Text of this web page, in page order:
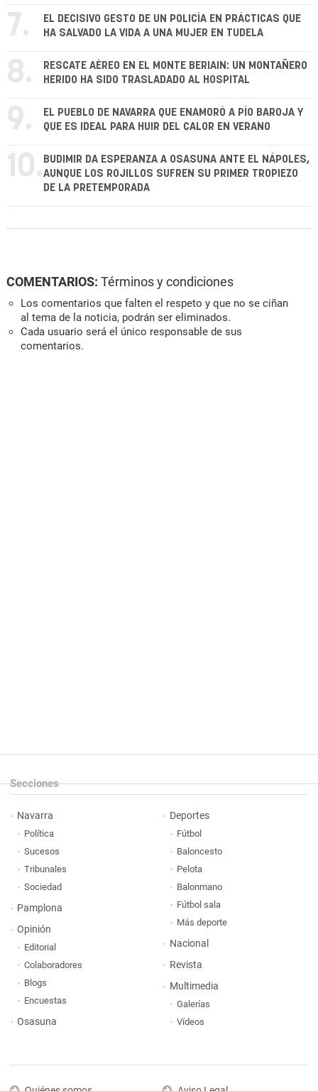
7.
EL DECISIVO GESTO DE UN POLICÍA EN PRÁCTICAS QUE
HA SALVADO LA VIDA A UNA MUJER EN TUDELA
8.
RESCATE AÉREO EN EL MONTE BERIAIN: UN MONTAÑERO
HERIDO HA SIDO TRASLADADO AL HOSPITAL
9.
EL PUEBLO DE NAVARRA QUE ENAMORÓ A PÍO BAROJA Y
QUE ES IDEAL PARA HUIR DEL CALOR EN VERANO
10. BUDIMIR DA ESPERANZA A OSASUNA ANTE EL NÁPOLES,
AUNQUE LOS ROJILLOS SUFREN SU PRIMER TROPIEZO
DE LA PRETEMPORADA
COMENTARIOS: Términos y condiciones
Los comentarios que falten el respeto y que no se ciñan
al tema de la noticia, podrán ser eliminados.
Cada usuario será el único responsable de sus
comentarios.
Secciones
Navarra
Política
Sucesos
Tribunales
Sociedad
Pamplona
Opinión
Editorial
Colaboradores
Blogs
Encuestas
Osasuna
Deportes
Fútbol
Baloncesto
Pelota
Balonmano
Fútbol sala
Más deporte
Nacional
Revista
Multimedia
Galerías
Vídeos